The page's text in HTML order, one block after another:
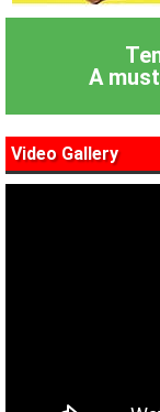
A
Video Gallery